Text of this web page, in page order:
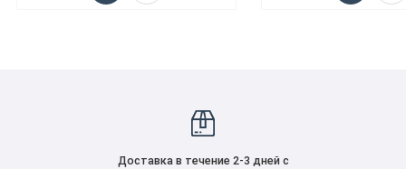
Доставка в течение 2-3 дней с